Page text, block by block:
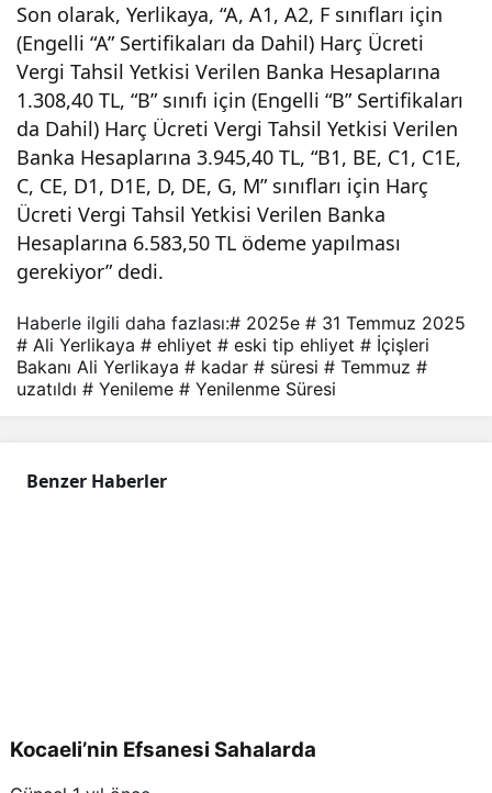
Son olarak, Yerlikaya, “A, A1, A2, F sınıfları için
(Engelli “A” Sertifikaları da Dahil) Harç Ücreti
Vergi Tahsil Yetkisi Verilen Banka Hesaplarına
1.308,40 TL, “B” sınıfı için (Engelli “B” Sertifikaları
da Dahil) Harç Ücreti Vergi Tahsil Yetkisi Verilen
Banka Hesaplarına 3.945,40 TL, “B1, BE, C1, C1E,
C, CE, D1, D1E, D, DE, G, M” sınıfları için Harç
Ücreti Vergi Tahsil Yetkisi Verilen Banka
Hesaplarına 6.583,50 TL ödeme yapılması
gerekiyor” dedi.
Haberle ilgili daha fazlası:# 2025e # 31 Temmuz 2025
# Ali Yerlikaya # ehliyet # eski tip ehliyet # İçişleri
Bakanı Ali Yerlikaya # kadar # süresi # Temmuz #
uzatıldı # Yenileme # Yenilenme Süresi
Benzer Haberler
Kocaeli’nin Efsanesi Sahalarda